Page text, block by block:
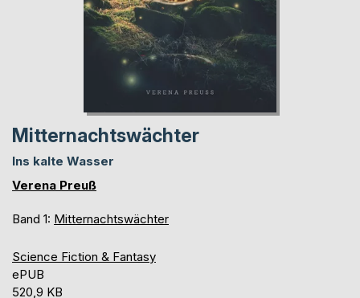
Mitternachtswächter
Ins kalte Wasser
Verena Preuß
Band 1: Mitternachtswächter
Science Fiction & Fantasy
ePUB
520,9 KB